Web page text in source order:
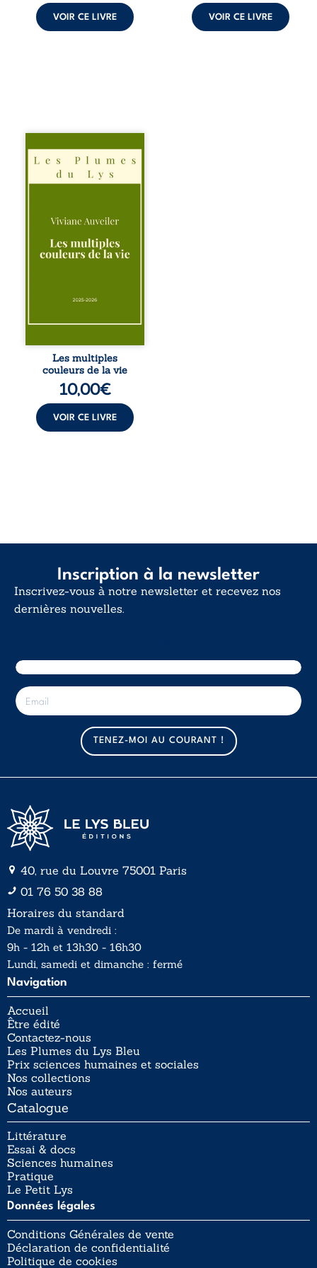
VOIR CE LIVRE
peuvent ...
VOIR CE LIVRE
Trois récits, trois
existences saisies
à l’instant où tout
bascule. Une
l’apaisement, un
recouvre
l’espérance, tandis
pour en retrouver
Entre souvenirs,
désillusions, Les
multiples couleurs
de la vie explore la
force des liens, le
poids des non-dits
et la ...
Les multiples
couleurs de la vie
10,00€
VOIR CE LIVRE
Inscription à la newsletter
Inscrivez-vous à notre newsletter et recevez nos
dernières nouvelles.
E
-
m
TENEZ-MOI AU COURANT !
40, rue du Louvre 75001 Paris
01 76 50 38 88
Horaires du standard
De mardi à vendredi :
9h - 12h et 13h30 - 16h30
Lundi, samedi et dimanche : fermé
Navigation
Accueil
Être édité
Contactez-nous
Les Plumes du Lys Bleu
Prix sciences humaines et sociales
Nos collections
Nos auteurs
Catalogue
Littérature
Essai & docs
Sciences humaines
Pratique
Le Petit Lys
Données légales
Conditions Générales de vente
Déclaration de confidentialité
Politique de cookies